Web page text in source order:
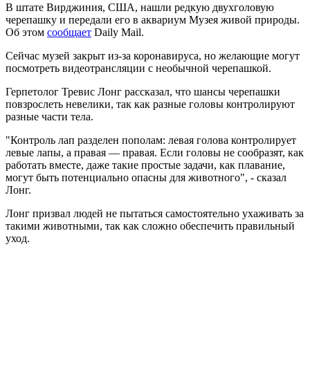
В штате Вирджиния, США, нашли редкую двухголовую
черепашку и передали его в аквариум Музея живой природы.
Об этом сообщает Daily Mail.
Сейчас музей закрыт из-за коронавируса, но желающие могут
посмотреть видеотрансляции с необычной черепашкой.
Герпетолог Тревис Лонг рассказал, что шансы черепашки
повзрослеть невелики, так как разные головы контролируют
разные части тела.
"Контроль лап разделен пополам: левая голова контролирует
левые лапы, а правая — правая. Если головы не сообразят, как
работать вместе, даже такие простые задачи, как плавание,
могут быть потенциально опасны для животного", - сказал
Лонг.
Лонг призвал людей не пытаться самостоятельно ухаживать за
такими животными, так как сложно обеспечить правильный
уход.